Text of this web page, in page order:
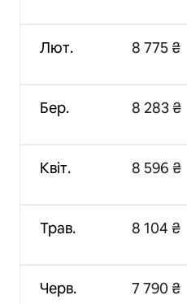
Лют.
Бер.
Квіт.
Трав.
Черв.
8 775 ₴
8 283 ₴
8 596 ₴
8 104 ₴
7 790 ₴